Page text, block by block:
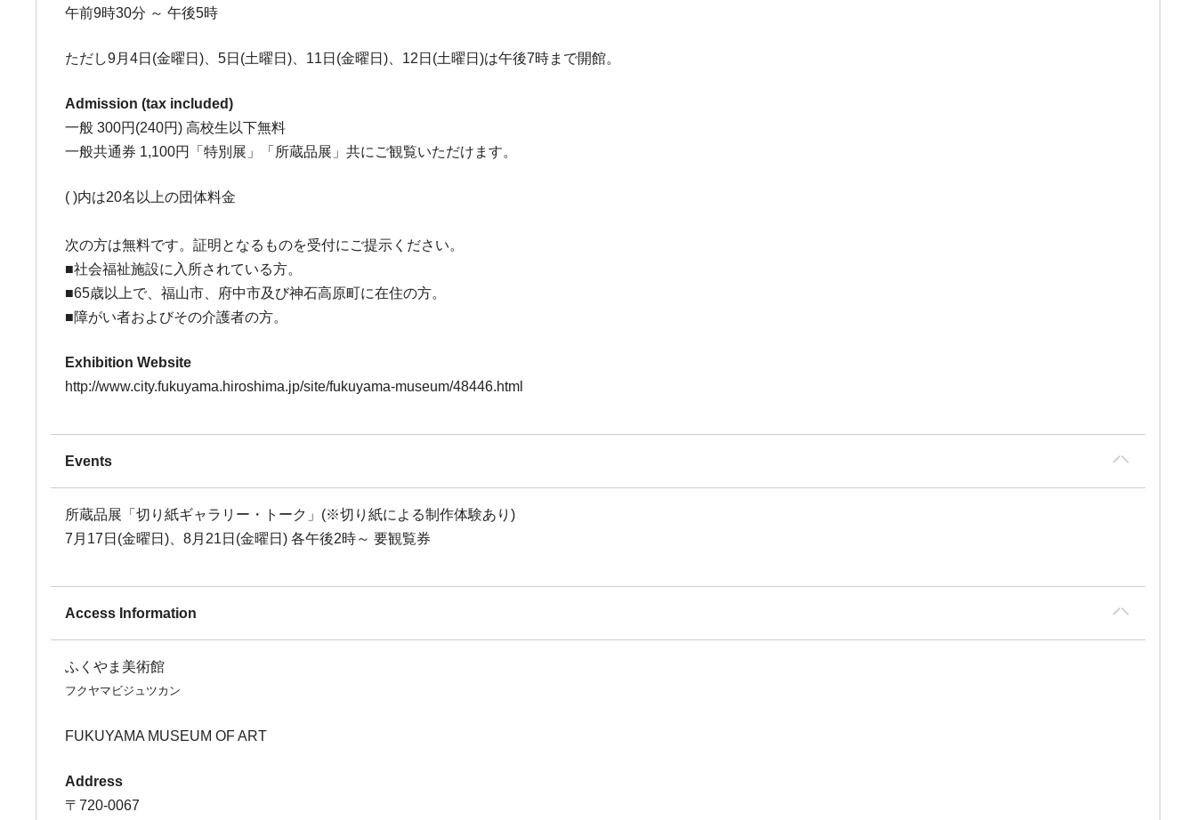
午前9時30分 ～ 午後5時
ただし9月4日(金曜日)、5日(土曜日)、11日(金曜日)、12日(土曜日)は午後7時まで開館。
Admission (tax included)
一般 300円(240円) 高校生以下無料
一般共通券 1,100円「特別展」「所蔵品展」共にご観覧いただけます。
( )内は20名以上の団体料金
次の方は無料です。証明となるものを受付にご提示ください。
■社会福祉施設に入所されている方。
■65歳以上で、福山市、府中市及び神石高原町に在住の方。
■障がい者およびその介護者の方。
Exhibition Website
http://www.city.fukuyama.hiroshima.jp/site/fukuyama-museum/48446.html
Events
所蔵品展「切り紙ギャラリー・トーク」(※切り紙による制作体験あり)
7月17日(金曜日)、8月21日(金曜日) 各午後2時～ 要観覧券
Access Information
ふくやま美術館
フクヤマビジュツカン
FUKUYAMA MUSEUM OF ART
Address
〒720-0067